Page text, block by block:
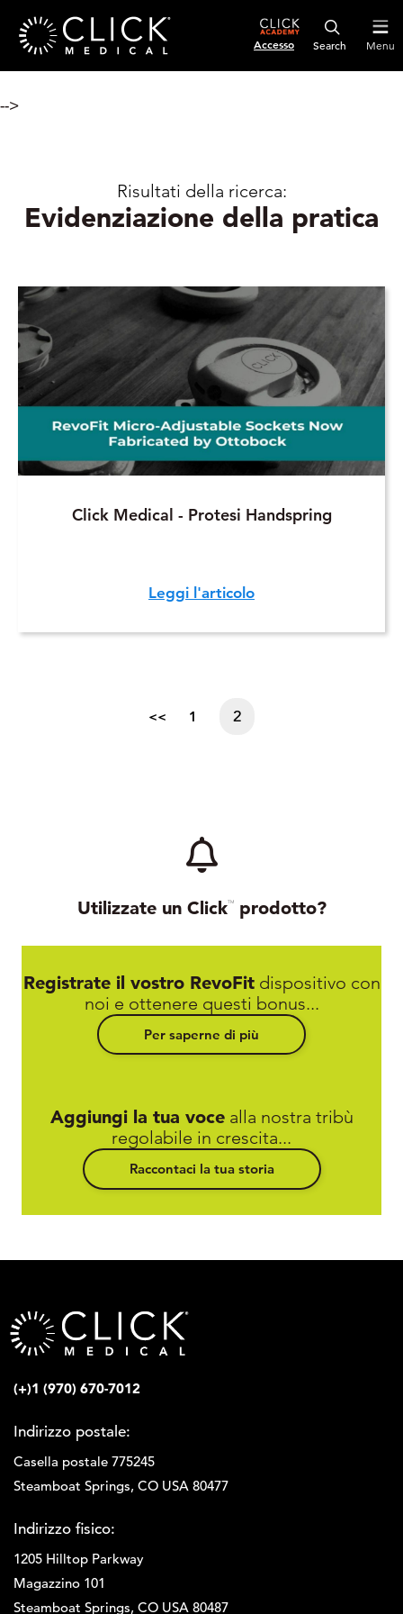
Accesso Menu
-->
Risultati della ricerca:
Evidenziazione della pratica
Click Medical - Protesi Handspring
Leggi l'articolo
<< 1 2
Utilizzate un ClickTMprodotto?
Registrate il vostro RevoFitdispositivo con
noi e ottenere questi bonus...
Per saperne di più
Aggiungi la tua vocealla nostra tribù
regolabile in crescita...
Raccontaci la tua storia
(+)1 (970) 670-7012
Indirizzo postale:
Casella postale 775245
Steamboat Springs, CO USA 80477
Indirizzo fisico:
1205 Hilltop Parkway
Magazzino 101
Steamboat Springs, CO USA 80487